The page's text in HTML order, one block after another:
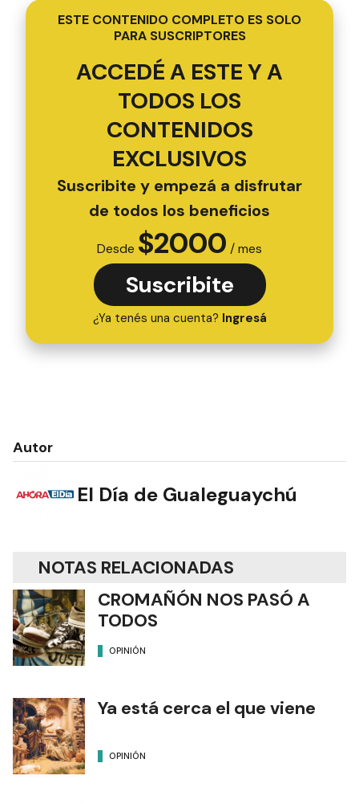
ESTE CONTENIDO COMPLETO ES SOLO
PARA SUSCRIPTORES
ACCEDÉ A ESTE Y A
TODOS LOS
CONTENIDOS
EXCLUSIVOS
Suscribite y empezá a disfrutar
de todos los beneficios
Desde $2000 / mes
Suscribite
¿Ya tenés una cuenta? Ingresá
Autor
El Día de Gualeguaychú
NOTAS RELACIONADAS
CROMAÑÓN NOS PASÓ A
TODOS
OPINIÓN
Ya está cerca el que viene
OPINIÓN